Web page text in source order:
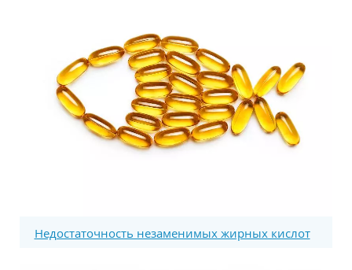
Недостаточность незаменимых жирных кислот